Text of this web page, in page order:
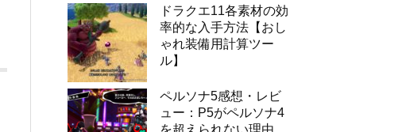
ドラクエ11各素材の効
率的な入手方法【おし
ゃれ装備用計算ツー
ル】
ペルソナ5感想・レビ
ュー：P5がペルソナ4
を超えられない理由